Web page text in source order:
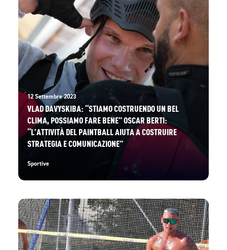
12 Settembre 2023
VLAD DAVYSKIBA: “STIAMO COSTRUENDO UN BEL
CLIMA, POSSIAMO FARE BENE” OSCAR BERTI:
“L’ATTIVITÀ DEL PAINTBALL AIUTA A COSTRUIRE
STRATEGIA E COMUNICAZIONE”
Sportive